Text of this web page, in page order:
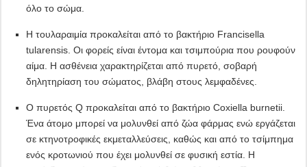
όλο το σώμα.
Η τουλαραιμία προκαλείται από το βακτήριο Francisella
tularensis. Οι φορείς είναι έντομα και τσιμπούρια που ρουφούν
αίμα. Η ασθένεια χαρακτηρίζεται από πυρετό, σοβαρή
δηλητηρίαση του σώματος, βλάβη στους λεμφαδένες.
Ο πυρετός Q προκαλείται από το βακτήριο Coxiella burnetii.
Ένα άτομο μπορεί να μολυνθεί από ζώα φάρμας ενώ εργάζεται
σε κτηνοτροφικές εκμεταλλεύσεις, καθώς και από το τσίμπημα
ενός κροτωνιού που έχει μολυνθεί σε φυσική εστία. Η